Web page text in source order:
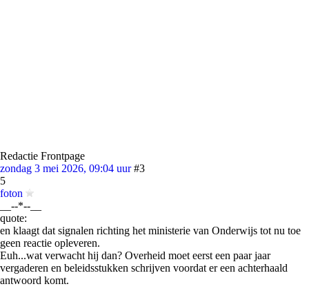
Redactie Frontpage
zondag 3 mei 2026, 09:04 uur #3
5
foton
__--*--__
quote:
en klaagt dat signalen richting het ministerie van Onderwijs tot nu toe
geen reactie opleveren.
Euh...wat verwacht hij dan? Overheid moet eerst een paar jaar
vergaderen en beleidsstukken schrijven voordat er een achterhaald
antwoord komt.